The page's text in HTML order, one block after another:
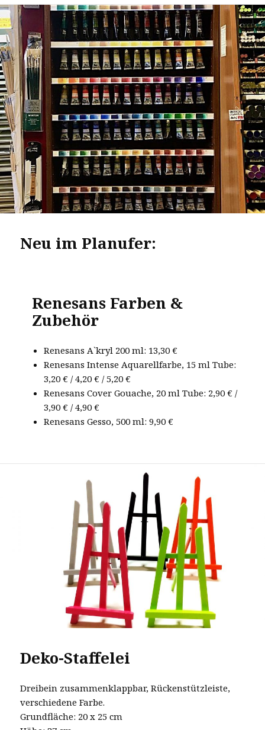
Neu im Planufer:
Renesans Farben &
Zubehör
Renesans A`kryl 200 ml: 13,30 €
Renesans Intense Aquarellfarbe, 15 ml Tube:
3,20 € / 4,20 € / 5,20 €
Renesans Cover Gouache, 20 ml Tube: 2,90 € /
3,90 € / 4,90 €
Renesans Gesso, 500 ml: 9,90 €
Deko-Staffelei
Dreibein zusammenklappbar, Rückenstützleiste,
verschiedene Farbe.
Grundfläche: 20 x 25 cm